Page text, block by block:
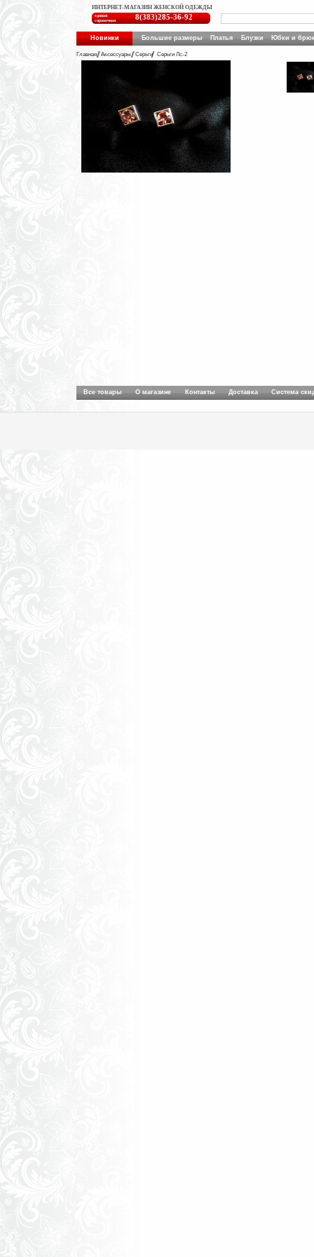
ИНТЕРНЕТ-МАГАЗИН ЖЕНСКОЙ ОДЕЖДЫ
единая
справочная
8(383)285-36-92
Новинки Большие размеры Платья Блузки Юбки и
Главная Аксессуары Серьги Серьги Лс-2
Все товары О магазине Контакты Доставка Система